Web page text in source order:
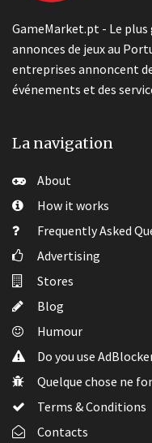
GameMarket.pt - Le
annonces de jeux au
entreprises annoncent
événements et des
La navigation
About
How it works
Frequently Asked
Advertising
Stores
Blog
Humour
Do you use
Quelque chose ne
Terms & Conditions
Contacts